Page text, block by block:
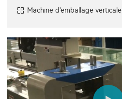
Machine d'emballage verticale